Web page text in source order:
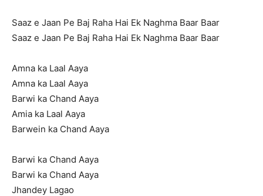
Saaz e Jaan Pe Baj Raha Hai Ek Naghma Baar Baar
Saaz e Jaan Pe Baj Raha Hai Ek Naghma Baar Baar
Amna ka Laal Aaya
Amna ka Laal Aaya
Barwi ka Chand Aaya
Amia ka Laal Aaya
Barwein ka Chand Aaya
Barwi ka Chand Aaya
Barwi ka Chand Aaya
Jhandey Lagao